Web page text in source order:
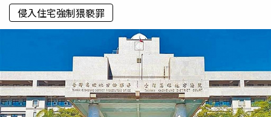
侵入住宅強制猥褻罪